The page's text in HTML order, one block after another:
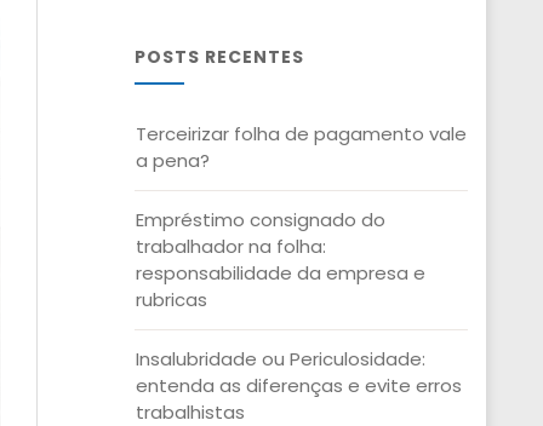
POSTS RECENTES
Terceirizar folha de pagamento vale
a pena?
Empréstimo consignado do
trabalhador na folha:
responsabilidade da empresa e
rubricas
Insalubridade ou Periculosidade:
entenda as diferenças e evite erros
trabalhistas